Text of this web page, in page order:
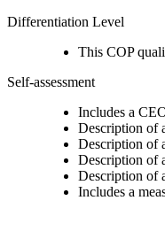
Differentiation Level
This COP
Self-assessment
Includes a
Description of
Description of
Description of
Description of
Includes a